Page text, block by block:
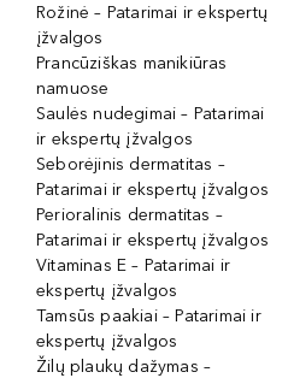
Rožinė – Patarimai ir ekspertų
įžvalgos
Prancūziškas manikiūras
namuose
Saulės nudegimai – Patarimai
ir ekspertų įžvalgos
Seborėjinis dermatitas –
Patarimai ir ekspertų įžvalgos
Perioralinis dermatitas –
Patarimai ir ekspertų įžvalgos
Vitaminas E – Patarimai ir
ekspertų įžvalgos
Tamsūs paakiai – Patarimai ir
ekspertų įžvalgos
Žilų plaukų dažymas –